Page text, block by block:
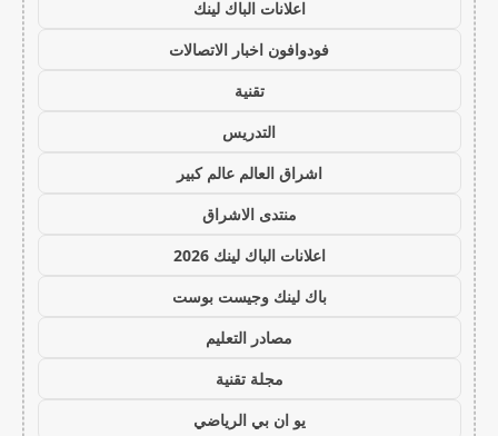
اعلانات الباك لينك
فودوافون اخبار الاتصالات
تقنية
التدريس
اشراق العالم عالم كبير
منتدى الاشراق
اعلانات الباك لينك 2026
باك لينك وجيست بوست
مصادر التعليم
مجلة تقنية
يو ان بي الرياضي